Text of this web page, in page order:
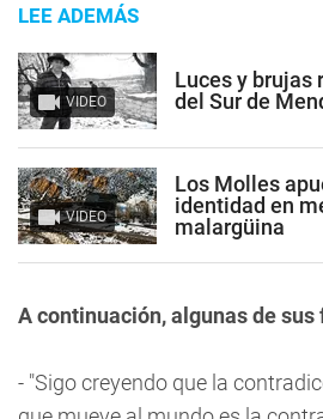
LEE ADEMÁS
VIDEO
Luces y brujas
del Sur de
VIDEO
Los Molles
identidad en
malargüina
A continuación, algunas de
- "Sigo creyendo que la